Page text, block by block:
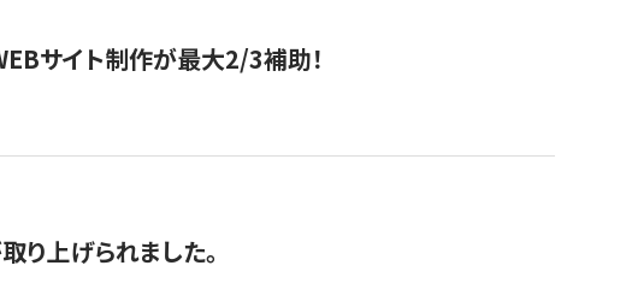
サイト制作が最大2/3補助！
り上げられました。